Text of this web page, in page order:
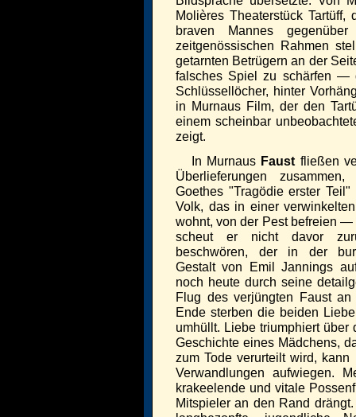
Molières Theaterstück
braven Mannes
zeitgenössischen Rahmen
getarnten Betrügern an der
falsches Spiel zu schärfen —
Schlüssellöcher, hinter
in Murnaus Film, der den
einem scheinbar
zeigt.
In Murnaus Faust fließen
Überlieferungen
Goethes "Tragödie erster
Volk, das in einer
wohnt, von der Pest befreien
scheut er nicht davor
beschwören, der in der
Gestalt von Emil Jannings
noch heute durch seine
Flug des verjüngten Faust
Ende sterben die beiden
umhüllt. Liebe triumphiert
Geschichte eines Mädchens,
zum Tode verurteilt wird,
Verwandlungen aufwiegen.
krakeelende und vitale
Mitspieler an den Rand